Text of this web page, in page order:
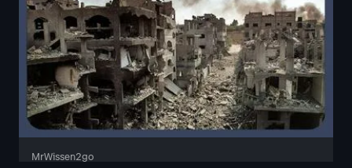
MrWissen2go